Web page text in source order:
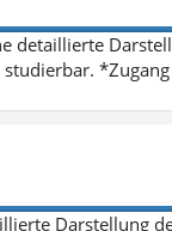
detaillierte
Darstellung